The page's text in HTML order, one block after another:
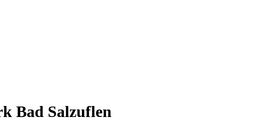
Bad Salzuflen